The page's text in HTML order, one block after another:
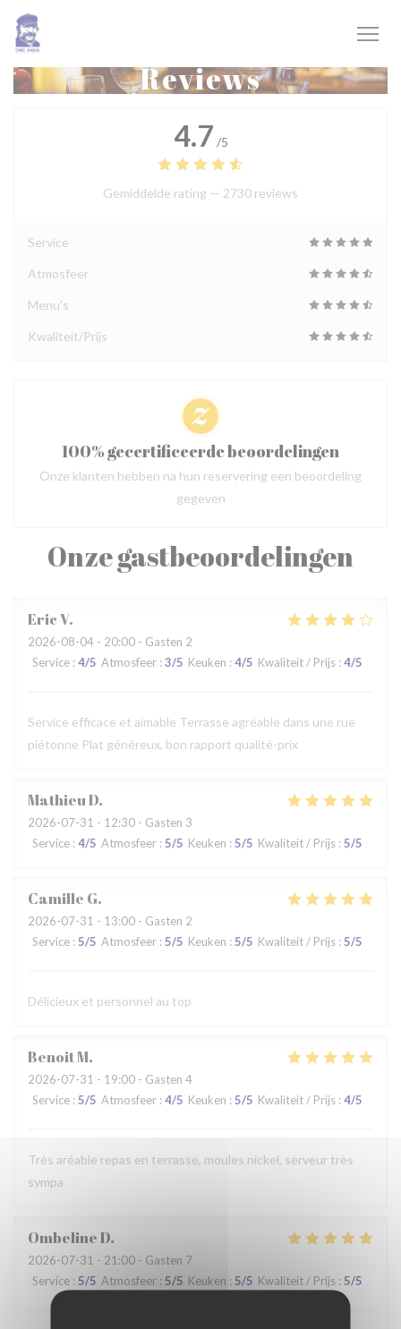
Cookies beheer paneel
Reviews
Onze gastbeoordelingen
EricV
2026-08-04 - 20:00 - Gasten 2
Service : 4/5 Atmosfeer : 3/5 Keuken : 4/5 Kwaliteit / Prijs : 4/5
Service efficace et aimable Terrasse agréable dans une rue
piétonne Plat généreux, bon rapport qualité-prix
MathieuD
2026-07-31 - 12:30 - Gasten 3
Service : 4/5 Atmosfeer : 5/5 Keuken : 5/5 Kwaliteit / Prijs : 5/5
Camille G
2026-07-31 - 13:00 - Gasten 2
Service : 5/5 Atmosfeer : 5/5 Keuken : 5/5 Kwaliteit / Prijs : 5/5
Délicieux et personnel au top
BenoitM
2026-07-31 - 19:00 - Gasten 4
Service : 5/5 Atmosfeer : 4/5 Keuken : 5/5 Kwaliteit / Prijs : 4/5
Très aréable repas en terrasse, moules nickel, serveur très
sympa
OmbelineD
2026-07-31 - 21:00 - Gasten 7
Service : 5/5 Atmosfeer : 5/5 Keuken : 5/5 Kwaliteit / Prijs : 5/5
4.7 /5
Gemiddelde rating — 2730 reviews
Service
Atmosfeer
Menu's
Kwaliteit/Prijs
100% gecertificeerde beoordelingen
Onze klanten hebben na hun reservering een beoordeling
gegeven